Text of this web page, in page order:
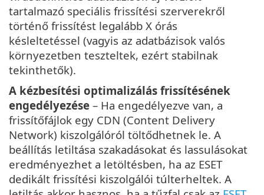
tartalmazó speciális frissítési szerverekről
történő frissítést legalább X órás
késleltetéssel (vagyis az adatbázisok valós
környezetben teszteltek, ezért stabilnak
tekinthetők).
A kézbesítési optimalizálás frissítésének
engedélyezése – Ha engedélyezve van, a
frissítőfájlok egy CDN (Content Delivery
Network) kiszolgálóról töltődhetnek le. A
beállítás letiltása szakadásokat és lassulásokat
eredményezhet a letöltésben, ha az ESET
dedikált frissítési kiszolgálói túlterheltek. A